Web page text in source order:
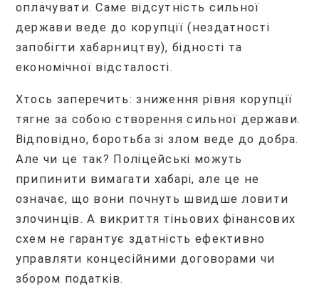
оплачувати. Саме відсутність сильної
держави веде до корупції (нездатності
запобігти хабарництву), бідності та
економічної відсталості.
Хтось заперечить: зниження рівня корупції
тягне за собою створення сильної держави.
Відповідно, боротьба зі злом веде до добра.
Але чи це так? Поліцейські можуть
припинити вимагати хабарі, але це не
означає, що вони почнуть швидше ловити
злочинців. А викриття тіньових фінансових
схем не гарантує здатність ефективно
управляти концесійними договорами чи
збором податків.